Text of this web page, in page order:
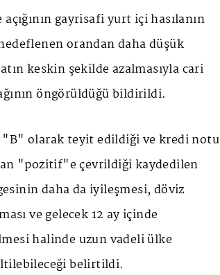
gayrisafi yurt içi hasılanın
orandan daha düşük
keskin şekilde azalmasıyla cari
öngörüldüğü bildirildi.
olarak teyit edildiği ve kredi notu
"pozitif"e çevrildiği kaydedilen
daha da iyileşmesi, döviz
ve gelecek 12 ay içinde
halinde uzun vadeli ülke
belirtildi.